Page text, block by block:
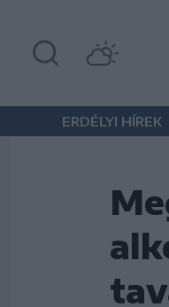
ERDÉLYI HÍREK